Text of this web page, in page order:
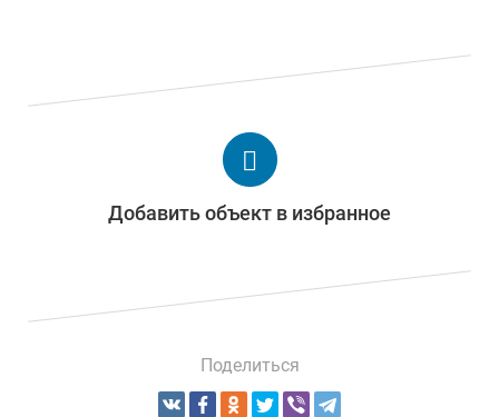
Добавить объект в избранное
Поделиться